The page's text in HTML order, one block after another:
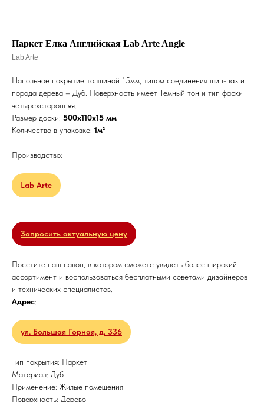
Паркет Елка Английская Lab Arte Angle
Lab Arte
Напольное покрытие толщиной 15мм, типом соединения шип-паз и
порода дерева – Дуб. Поверхность имеет Темный тон и тип фаски
четырехсторонняя.
Размер доски: 500х110х15 мм
Количество в упаковке: 1м²
Производство:
Lab Arte
Запросить актуальную цену
Посетите наш салон, в котором сможете увидеть более широкий
ассортимент и воспользоваться бесплатными советами дизайнеров
и технических специалистов.
Адрес:
ул. Большая Горная, д. 336
Тип покрытия: Паркет
Материал: Дуб
Применение: Жилые помещения
Поверхность: Дерево